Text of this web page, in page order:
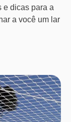
e dicas para a
a você um lar